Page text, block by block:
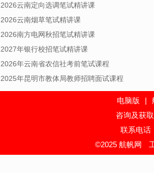
2026云南定向选调笔试精讲课
2026云南烟草笔试精讲课
2026南方电网秋招笔试精讲课
2027年银行校招笔试精讲课
2026年云南省农信社考前笔试课程
2025年昆明市教体局教师招聘面试课程
电脑版 |
咨询及获
联系电话
©2025 航帆网